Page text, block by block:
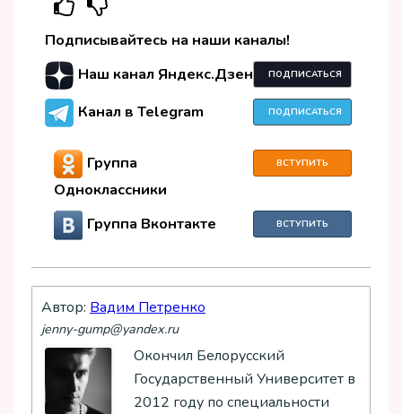
Подписывайтесь на наши каналы!
Наш канал Яндекс.Дзен
ПОДПИСАТЬСЯ
Канал в Telegram ПОДПИСАТЬСЯ
Группа
Одноклассники
ВСТУПИТЬ
Группа Вконтакте ВСТУПИТЬ
Автор: Вадим Петренко
jenny-gump@yandex.ru
Окончил Белорусский
Государственный Университет в
2012 году по специальности